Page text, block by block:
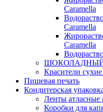
Caramella
Caramella
Caramella
Красители
Пищевая печать
Кондитерская
Ленты
Коробки для